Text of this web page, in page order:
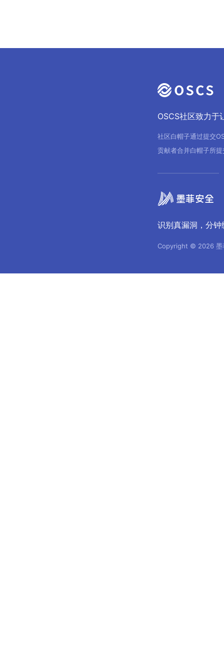
OSCS社区致力于
社区白帽子通过提交
贡献者合并白帽子所
识别真漏洞，分
Copyright © 2026 墨